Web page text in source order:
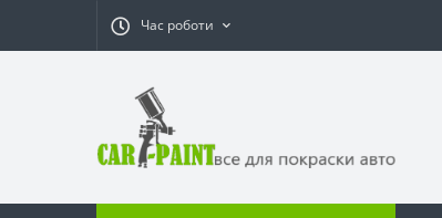
Час роботи